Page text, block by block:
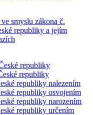
smyslu zákona č.
republiky a jejím
republiky
republiky
republiky nalezením
republiky osvojením
republiky narozením
republiky určením